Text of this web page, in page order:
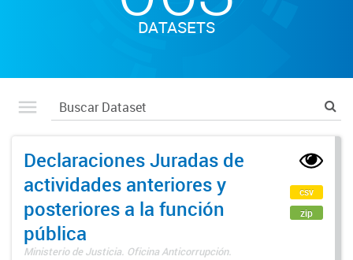
DATASETS
Declaraciones Juradas de
actividades anteriores y
posteriores a la función
pública
Ministerio de Justicia. Oficina Anticorrupción.
csv
zip